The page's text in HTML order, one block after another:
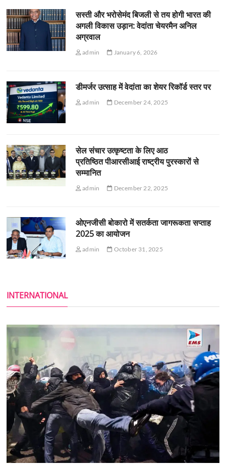
सस्ती और भरोसेमंद बिजली से तय होगी भारत की
अगली विकास उड़ान: वेदांता चेयरमैन अनिल
अग्रवाल
admin January 6, 2026
डीमर्जर उत्साह में वेदांता का शेयर रिकॉर्ड स्तर पर
admin December 24, 2025
सेल संचार उत्कृष्टता के लिए आठ
प्रतिष्ठित पीआरसीआई राष्ट्रीय पुरस्कारों से
सम्मानित
admin December 22, 2025
ओएनजीसी बोकारो में सतर्कता जागरूकता सप्ताह
2025 का आयोजन
admin October 31, 2025
INTERNATIONAL